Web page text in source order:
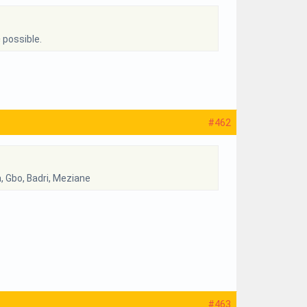
#462
Gbo, Badri, Meziane
#463